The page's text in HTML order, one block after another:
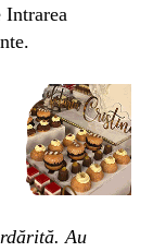
Intrarea
Au